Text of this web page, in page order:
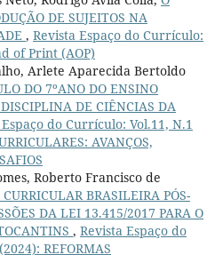
DE SUJEITOS NA
, Revista Espaço do Currículo:
of Print (AOP)
Arlete Aparecida Bertoldo
DO 7ºANO DO ENSINO
DE CIÊNCIAS DA
do Currículo: Vol.11, N.1
AVANÇOS,
Roberto Francisco de
BRASILEIRA PÓS-
DA LEI 13.415/2017 PARA O
, Revista Espaço do
REFORMAS